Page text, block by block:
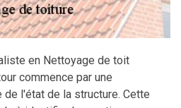
en Nettoyage de toit
commence par une
l'état de la structure. Cette